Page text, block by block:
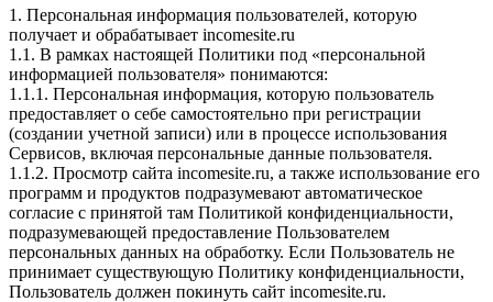
1. Персональная информация пользователей, которую
получает и обрабатывает incomesite.ru
1.1. В рамках настоящей Политики под «персональной
информацией пользователя» понимаются:
1.1.1. Персональная информация, которую пользователь
предоставляет о себе самостоятельно при регистрации
(создании учетной записи) или в процессе использования
Сервисов, включая персональные данные пользователя.
1.1.2. Просмотр сайта incomesite.ru, а также использование его
программ и продуктов подразумевают автоматическое
согласие с принятой там Политикой конфиденциальности,
подразумевающей предоставление Пользователем
персональных данных на обработку. Если Пользователь не
принимает существующую Политику конфиденциальности,
Пользователь должен покинуть сайт incomesite.ru.